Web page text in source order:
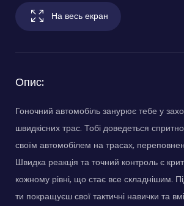
На весь екран
Опис:
Гоночний автомобіль занурює тебе у
швидкісних трас. Тобі доведеться
своїм автомобілем на трасах,
Швидка реакція та точний контроль є
кожному рівні, що стає все складнішим.
ти покращуєш свої тактичні навички та